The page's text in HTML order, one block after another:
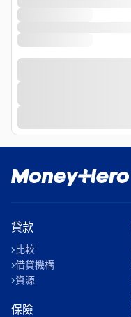
貸款
比較
借貸機構
資源
保險